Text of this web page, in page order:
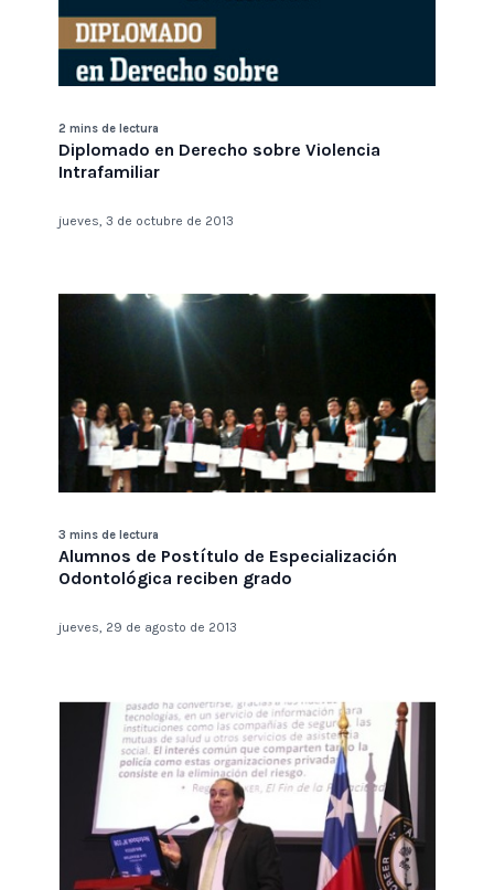
2 mins de lectura
Diplomado en Derecho sobre Violencia
Intrafamiliar
jueves, 3 de octubre de 2013
3 mins de lectura
Alumnos de Postítulo de Especialización
Odontológica reciben grado
jueves, 29 de agosto de 2013